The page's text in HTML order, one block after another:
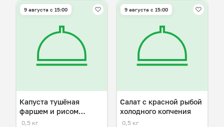
9 августа с 15:00
Капуста тушёная
фаршем и рисом
(ленивые голубцы)
0,5 кг
9 августа с 15:00
Салат с красной рыбой
холодного копчения
0,5 кг